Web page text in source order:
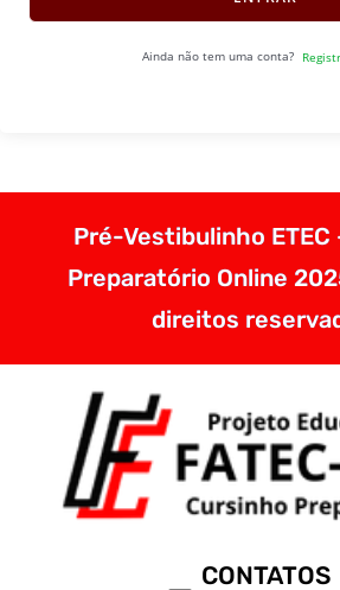
Ainda não tem uma conta?
Pré-Vestibulinho
Preparatório Online
direitos
CONTATOS